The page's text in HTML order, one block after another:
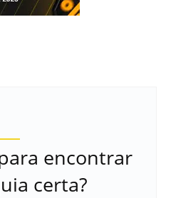
encontrar
certa?